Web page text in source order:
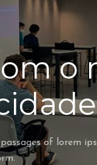
o
of lorem